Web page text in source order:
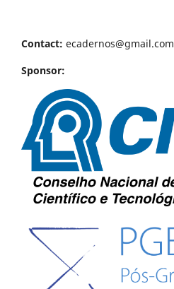
Contact: ecadernos@gmail.com
Sponsor: